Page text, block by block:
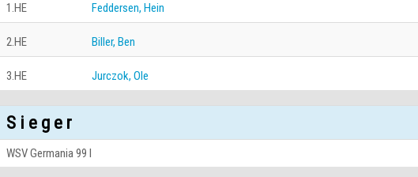
1.HE Feddersen, Hein
2.HE Biller, Ben
3.HE Jurczok, Ole
S i e g e r
WSV Germania 99 I